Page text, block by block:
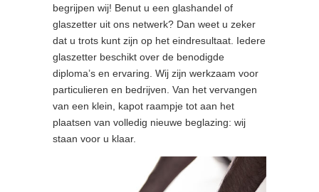
begrijpen wij! Benut u een glashandel of
glaszetter uit ons netwerk? Dan weet u zeker
dat u trots kunt zijn op het eindresultaat. Iedere
glaszetter beschikt over de benodigde
diploma’s en ervaring. Wij zijn werkzaam voor
particulieren en bedrijven. Van het vervangen
van een klein, kapot raampje tot aan het
plaatsen van volledig nieuwe beglazing: wij
staan voor u klaar.